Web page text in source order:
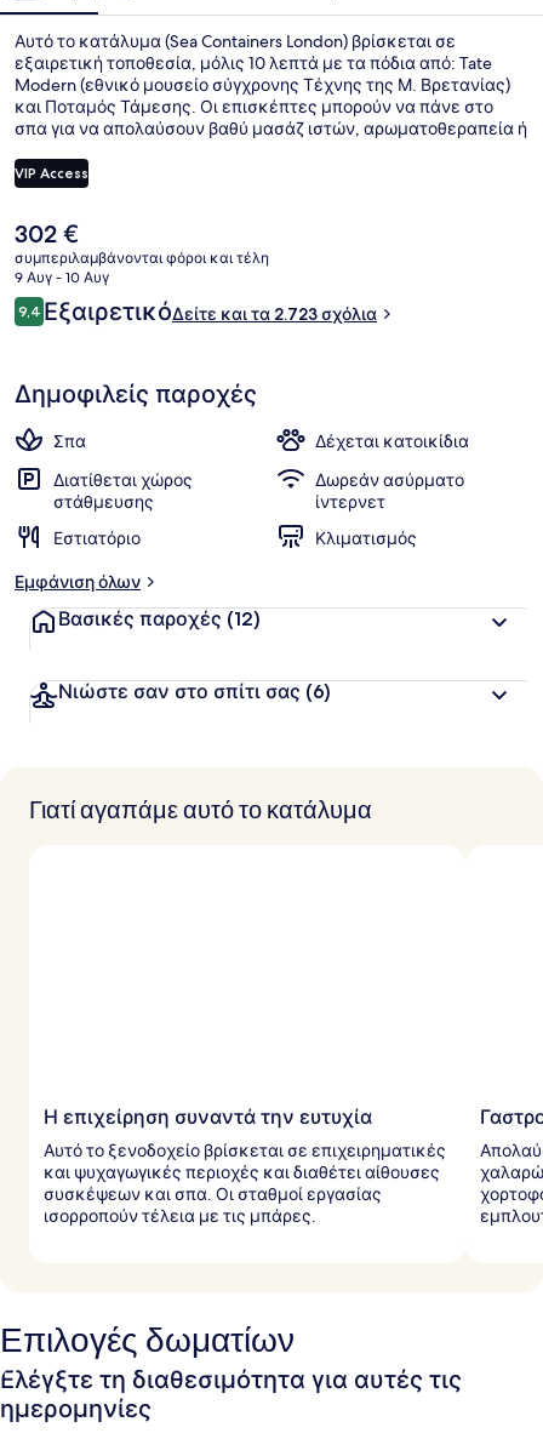
Αυτό το κατάλυμα (Sea Containers London) βρίσκεται σε
εξαιρετική τοποθεσία, μόλις 10 λεπτά με τα πόδια από: Tate
Modern (εθνικό μουσείο σύγχρονης Τέχνης της Μ. Βρετανίας)
και Ποταμός Τάμεσης. Οι επισκέπτες μπορούν να πάνε στο
σπα για να απολαύσουν βαθύ μασάζ ιστών, αρωματοθεραπεία ή
ανοικτό για πρωινό, μεσημεριανό και βραδινό, σερβίρει
βρετανική κουζίνα. Σε αυτό το ξενοδοχείο (στυλ Αρ Ντεκό) θα
άλλους ταξιδιώτες αρέσει η τοποθεσία επειδή είναι κεντρική
για τα αξιοθέατα και επειδή είναι σε κοντινή απόσταση με τα
πόδια από τα μέσα μαζικής μεταφοράς: το σημείο επιβίβασης
Σταθμός Μετρό Blackfriars απέχει 8 λεπτά και το σημείο
επιβίβασης Σταθμός Μετρό του Σάουθγουορκ απέχει 9 λεπτά.
VIP Access
Η
τρέχουσα
τιμή
είναι
302 €
302 €
συμπεριλαμβάνονται φόροι και τέλη
9 Αυγ - 10 Αυγ
Σχόλια
9,49,4 στα 10
ΕξαιρετικόΔείτε και τα 2.723 σχόλια
Δημοφιλείς παροχές
Σπα
Δέχεται κατοικίδια
Διατίθεται χώρος
στάθμευσης
Δωρεάν ασύρματο
ίντερνετ
Εστιατόριο
Κλιματισμός
Εμφάνιση όλων
Βασικές παροχές (12)
Νιώστε σαν στο σπίτι σας (6)
Γιατί αγαπάμε αυτό το κατάλυμα
Η επιχείρηση συναντά την ευτυχία
Αυτό το ξενοδοχείο βρίσκεται σε επιχειρηματικές
και ψυχαγωγικές περιοχές και διαθέτει αίθουσες
συσκέψεων και σπα. Οι σταθμοί εργασίας
ισορροπούν τέλεια με τις μπάρες.
Επιλογές δωματίων
Ελέγξτε τη διαθεσιμότητα για αυτές τις
ημερομηνίες